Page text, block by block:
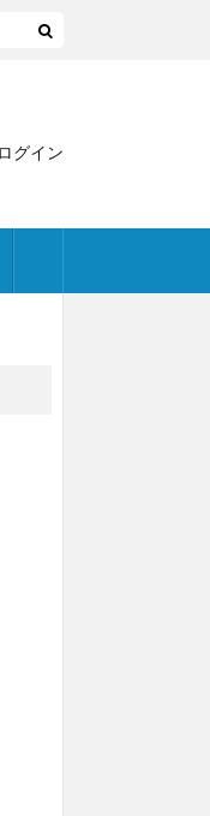
ログイン